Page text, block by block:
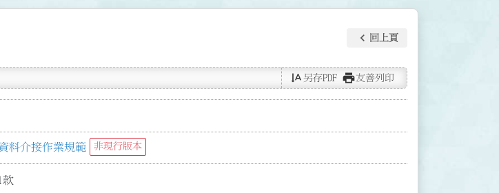
keyboard_arrow_left 回上頁
text_rotate_vertical 另存PDF print友善列印
料介接作業規範 非現行版本
款